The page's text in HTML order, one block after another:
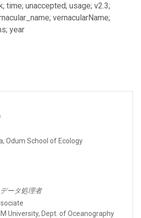
time; unaccepted; usage; v2.3;
vernacularName;
year
Odum School of Ecology
データ処理者
University, Dept. of Oceanography